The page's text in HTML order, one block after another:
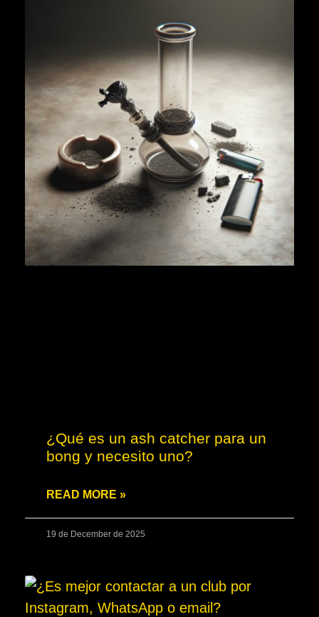
¿Qué es un ash catcher para un
bong y necesito uno?
READ MORE »
19 de December de 2025